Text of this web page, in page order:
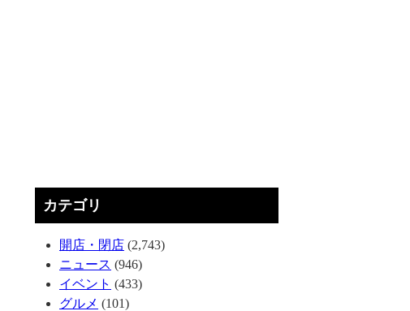
カテゴリ
開店・閉店 (2,743)
ニュース (946)
イベント (433)
グルメ (101)